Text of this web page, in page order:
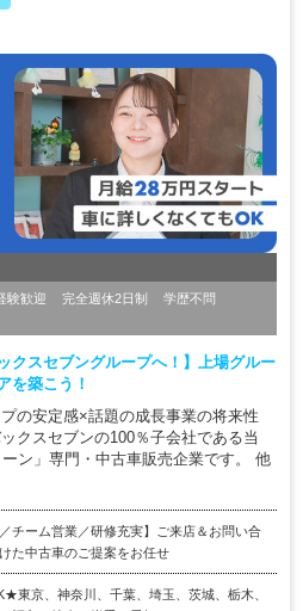
験歓迎 完全週休2日制
学歴不問
クスセブングループへ！】上場グルー
を築こう！
定感×話題の成長事業の将来性
セブンの100％子会社である当
ン」専門・中古車販売企業です。 他
チーム営業／研修充実】ご来店＆お問い合
た中古車のご提案をお任せ
東京、神奈川、千葉、埼玉、茨城、栃木、